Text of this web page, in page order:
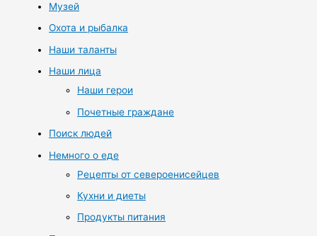
Музей
Охота и рыбалка
Наши таланты
Наши лица
Наши герои
Почетные граждане
Поиск людей
Немного о еде
Рецепты от североенисейцев
Кухни и диеты
Продукты питания